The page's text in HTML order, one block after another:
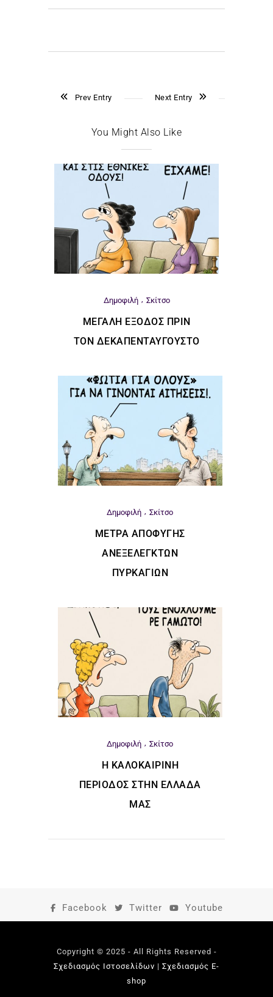
Prev Entry Next Entry
You Might Also Like
Δημοφιλή Σκίτσο
ΜΕΓΆΛΗ ΈΞΟΔΟΣ ΠΡΙΝ
ΤΟΝ ΔΕΚΑΠΕΝΤΑΎΓΟΥΣΤΟ
Δημοφιλή Σκίτσο
ΜΈΤΡΑ ΑΠΟΦΥΓΉΣ
ΑΝΕΞΈΛΕΓΚΤΩΝ
ΠΥΡΚΑΓΙΏΝ
Δημοφιλή Σκίτσο
Η ΚΑΛΟΚΑΙΡΙΝΉ
ΠΕΡΊΟΔΟΣ ΣΤΗΝ ΕΛΛΆΔΑ
ΜΑΣ
Facebook Twitter Youtube
Copyright © 2025 - All Rights Reserved -
Σχεδιασμός Ιστοσελίδων | Σχεδιασμός E-
shop